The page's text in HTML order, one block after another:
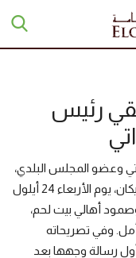
رئيس
وعضو المجلس البلدي،
هشام الكامل بالبابا لاون الرابع عشر في الفاتيكان، يوم الأربعاء 24 أيلول
وصمود أهالي بيت لحم،
وفي تصريحاته
أول رسالة وجهها بعد